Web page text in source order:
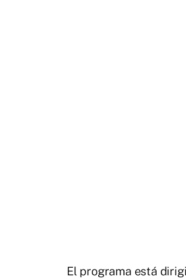
El programa está